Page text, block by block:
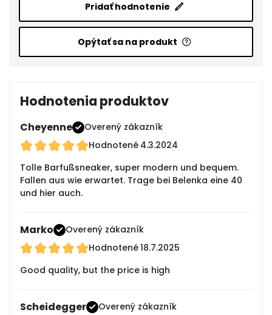
Pridať hodnotenie
Opýtať sa na produkt
Hodnotenia produktov
Cheyenne
Overený zákazník
Hodnotené 4.3.2024
Tolle Barfußsneaker, super modern und bequem.
Fallen aus wie erwartet. Trage bei Belenka eine 40
und hier auch.
Marko
Overený zákazník
Hodnotené18.7.2025
Good quality, but the price is high
Scheidegger
Overený zákazník